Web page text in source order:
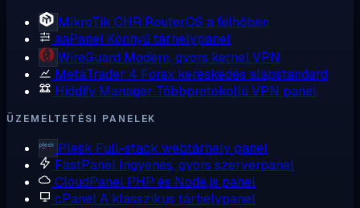
MikroTik CHR RouterOS a felhőben
aaPanel Könnyű tárhelypanel
WireGuard Modern, gyors kernel VPN
MetaTrader 4 Forex kereskedés alapstandard
Hiddify Manager Többprotokollú VPN panel
ÜZEMELTETÉSI PANELEK
Plesk Full-stack webtárhely panel
FastPanel Ingyenes, gyors szerverpanel
CloudPanel PHP és Node.js panel
cPanelA klasszikus tárhelypanel